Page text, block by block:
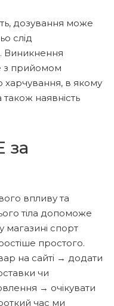
дозування може
слід
Виникнення
з прийомом
харчування, в якому
наявність
за
впливу та
тіла допоможе
магазині спорт
простого.
на сайті → додати
чи
→ очікувати
час ми